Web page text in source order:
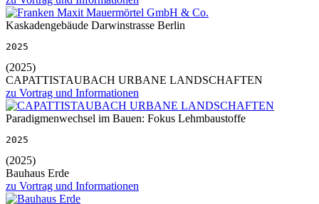
Kaskadengebäude Darwinstrasse Berlin
2025
(2025)
CAPATTISTAUBACH URBANE LANDSCHAFTEN
zu Vortrag und Informationen
Paradigmenwechsel im Bauen: Fokus Lehmbaustoffe
2025
(2025)
Bauhaus Erde
zu Vortrag und Informationen